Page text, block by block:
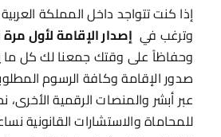
إذا كنت تتواجد داخل المملكة
وترغب في إصدار الإقامة لأول
وحفاظاً على وقتك جمعنا لك كل ما
صدور الإقامة وكافة الرسوم
عبر أبشر والمنصات الرقمية
للمحاماة والاستشارات القانونية